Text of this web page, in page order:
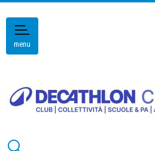
menu